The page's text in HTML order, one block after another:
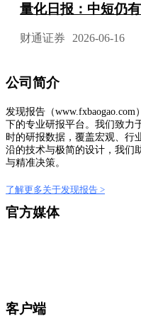
量化日报：中短仍
财通证券 2026-06-16
公司简介
发现报告（
下的专业研报平台。我们致力
时的研报数据，覆盖宏观、行
沿的技术与极简的设计，我们
与精准决策。
了解更多关于发现报告 >
官方媒体
客户端